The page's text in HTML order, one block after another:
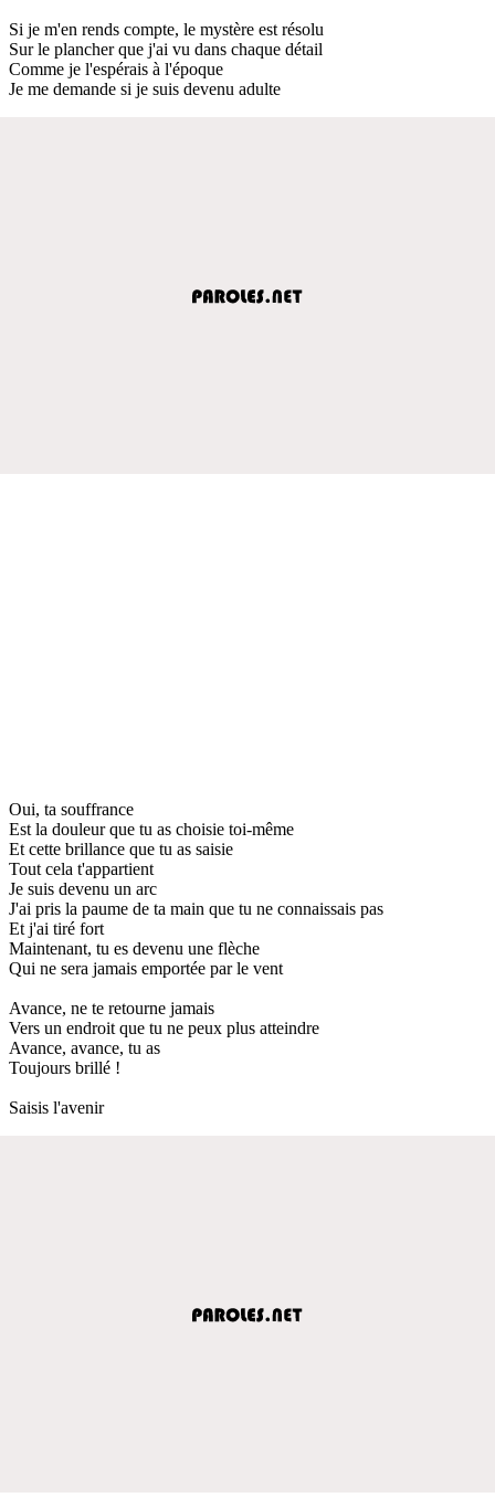
Si je m'en rends compte, le mystère est résolu
Sur le plancher que j'ai vu dans chaque détail
Comme je l'espérais à l'époque
Je me demande si je suis devenu adulte
Oui, ta souffrance
Est la douleur que tu as choisie toi-même
Et cette brillance que tu as saisie
Tout cela t'appartient
Je suis devenu un arc
J'ai pris la paume de ta main que tu ne connaissais pas
Et j'ai tiré fort
Maintenant, tu es devenu une flèche
Qui ne sera jamais emportée par le vent
Avance, ne te retourne jamais
Vers un endroit que tu ne peux plus atteindre
Avance, avance, tu as
Toujours brillé !
Saisis l'avenir